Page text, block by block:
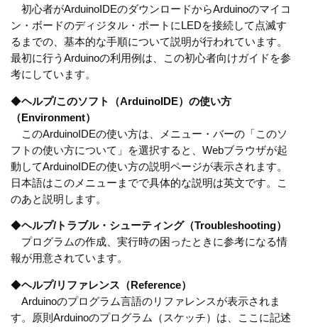
初心者がArduinoIDEのダウンロードからArduinoのマイコ
ン・ボードのディジタル・ポートにLEDを接続して点滅す
るまでの、基本的な手順について説明が行われています。
最初に行うArduinoの利用例は、この初心者向けガイドを参
考にしています。
◆ヘルプ/このソフト（ArduinoIDE）の使い方
（Environment）
このArduinoIDEの使い方は、メニュー・バーの「このソ
フトの使い方について」を選択すると、Webブラウザが起
動してArduinoIDEの使い方の説明ページが表示されます。
日本語はこのメニューまでで具体的な説明は英文です。こ
のあと説明します。
◆ヘルプ/トラブル・シューティング（Troubleshooting）
プログラムの作成、実行時の困ったときに参考になる情
報が用意されています。
◆ヘルプ/リファレンス（Reference）
Arduinoのプログラム言語のリファレンスが表示されま
す。原則Arduinoのプログラム（スケッチ）は、ここに記述